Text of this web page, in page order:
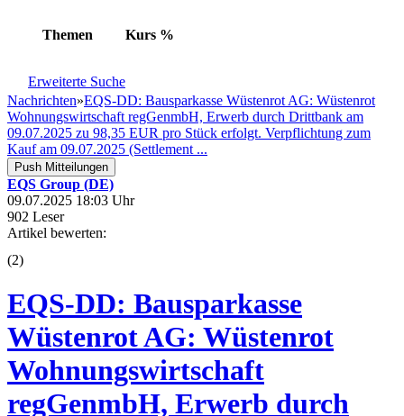
Themen Kurs %
Erweiterte Suche
Nachrichten»EQS-DD: Bausparkasse Wüstenrot AG: Wüstenrot
Wohnungswirtschaft regGenmbH, Erwerb durch Drittbank am
09.07.2025 zu 98,35 EUR pro Stück erfolgt. Verpflichtung zum
Kauf am 09.07.2025 (Settlement ...
Push Mitteilungen
EQS Group (DE)
09.07.2025 18:03 Uhr
902 Leser
Artikel bewerten:
(2)
EQS-DD: Bausparkasse
Wüstenrot AG: Wüstenrot
Wohnungswirtschaft
regGenmbH, Erwerb durch